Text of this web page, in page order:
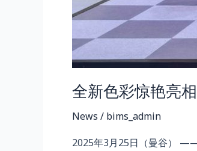
全新色彩惊艳亮
News / bims_admin
2025年3月25日（曼谷）
范
——
Royal
Enfield